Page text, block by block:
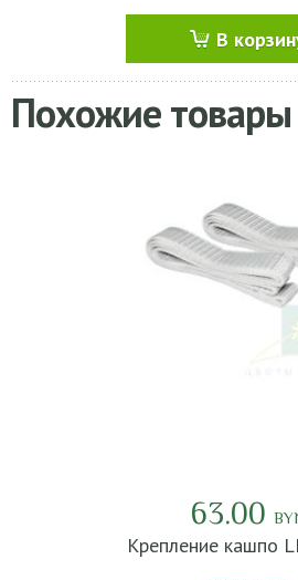
В
Похожие товары
63.00
Крепление кашпо